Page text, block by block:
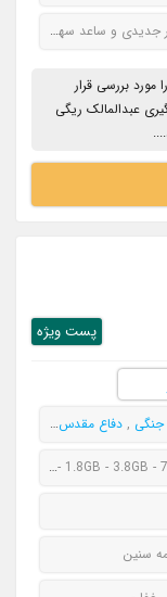
جدیدی و ساعد سهیلی
مورد بررسی قرار
عبدالمالک ریگی
پست ويژه
جنگی , دفاع مقدس,
714MB - 996MB - 1.8GB -
سنین